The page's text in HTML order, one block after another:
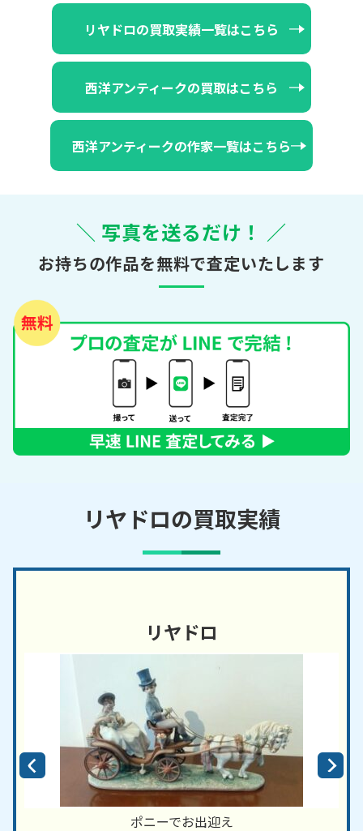
リヤドロの買取実績一覧はこちら
西洋アンティークの買取はこちら
西洋アンティークの作家一覧はこちら
＼ 写真を送るだけ！ ／
お持ちの作品を無料で査定いたします
リヤドロの買取実績
リヤドロ
ポニーでお出迎え